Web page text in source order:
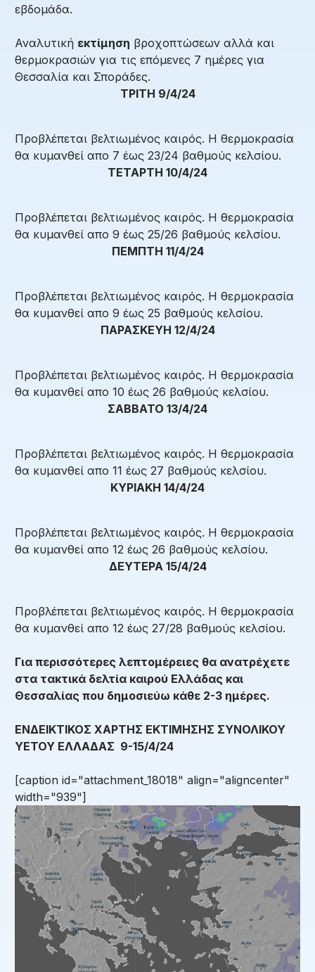
εβδομάδα.
Αναλυτική εκτίμηση βροχοπτώσεων αλλά και
θερμοκρασιών για τις επόμενες 7 ημέρες για
Θεσσαλία και Σποράδες.
ΤΡΙΤΗ 9/4/24
Προβλέπεται βελτιωμένος καιρός. Η θερμοκρασία
θα κυμανθεί απο 7 έως 23/24 βαθμούς κελσίου.
ΤΕΤΑΡΤΗ 10/4/24
Προβλέπεται βελτιωμένος καιρός. Η θερμοκρασία
θα κυμανθεί απο 9 έως 25/26 βαθμούς κελσίου.
ΠΕΜΠΤΗ 11/4/24
Προβλέπεται βελτιωμένος καιρός. Η θερμοκρασία
θα κυμανθεί απο 9 έως 25 βαθμούς κελσίου.
ΠΑΡΑΣΚΕΥΗ 12/4/24
Προβλέπεται βελτιωμένος καιρός. Η θερμοκρασία
θα κυμανθεί απο 10 έως 26 βαθμούς κελσίου.
ΣΑΒΒΑΤΟ 13/4/24
Προβλέπεται βελτιωμένος καιρός. Η θερμοκρασία
θα κυμανθεί απο 11 έως 27 βαθμούς κελσίου.
ΚΥΡΙΑΚΗ 14/4/24
Προβλέπεται βελτιωμένος καιρός. Η θερμοκρασία
θα κυμανθεί απο 12 έως 26 βαθμούς κελσίου.
ΔΕΥΤΕΡΑ 15/4/24
Προβλέπεται βελτιωμένος καιρός. Η θερμοκρασία
θα κυμανθεί απο 12 έως 27/28 βαθμούς κελσίου.
Για περισσότερες λεπτομέρειες θα ανατρέχετε
στα τακτικά δελτία καιρού Ελλάδας και
Θεσσαλίας που δημοσιεύω κάθε 2-3 ημέρες.
ΕΝΔΕΙΚΤΙΚΟΣ ΧΑΡΤΗΣ ΕΚΤΙΜΗΣΗΣ ΣΥΝΟΛΙΚΟΥ
ΥΕΤΟΥ ΕΛΛΑΔΑΣ 9-15/4/24
[caption id="attachment_18018" align="aligncenter"
width="939"]